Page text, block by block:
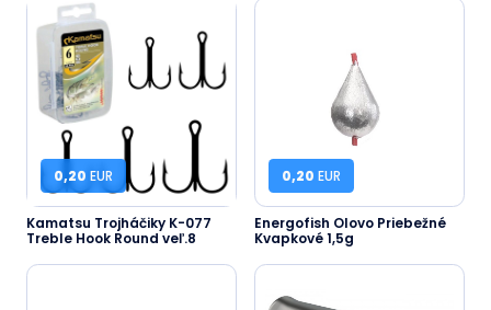
0,20 EUR
Kamatsu Trojháčiky K-077
Treble Hook Round veľ.8
0,20 EUR
Energofish Olovo Priebežné
Kvapkové 1,5g